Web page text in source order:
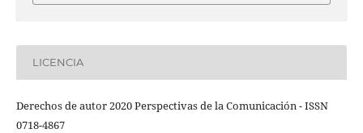
LICENCIA
Derechos de autor 2020 Perspectivas de la Comunicación - ISSN
0718-4867